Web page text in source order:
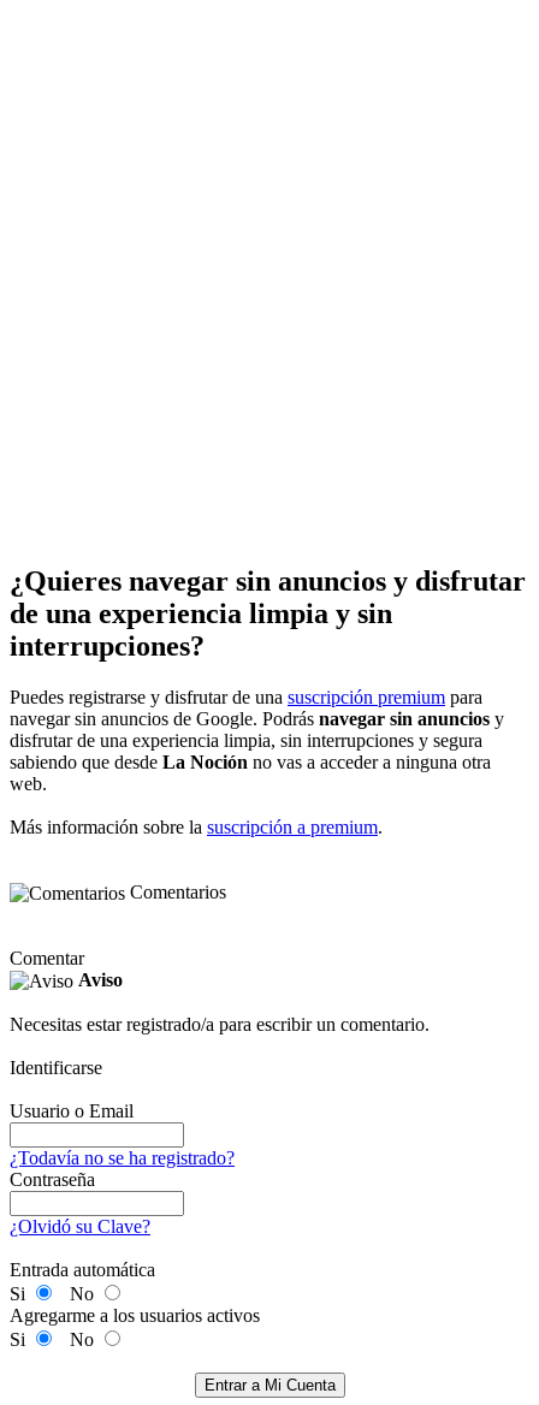
¿Quieres navegar sin anuncios y disfrutar
de una experiencia limpia y sin
interrupciones?
Puedes registrarse y disfrutar de una suscripción premium para
navegar sin anuncios de Google. Podrás navegar sin anuncios y
disfrutar de una experiencia limpia, sin interrupciones y segura
sabiendo que desde La Noción no vas a acceder a ninguna otra
web.
Más información sobre la suscripción a premium.
Comentarios
Comentar
Aviso
Necesitas estar registrado/a para escribir un comentario.
Identificarse
Usuario o Email
¿Todavía no se ha registrado?
Contraseña
¿Olvidó su Clave?
Entrada automática
Si
No
Agregarme a los usuarios activos
Si
No
Entrar a Mi Cuenta